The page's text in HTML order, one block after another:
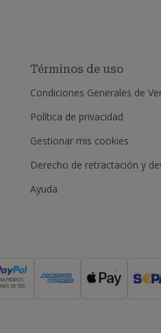
Términos de uso
Condiciones Generales de
Política de privacidad
Gestionar mis cookies
Derecho de retractación y
Ayuda
PEDIDOS
MÁS DE 500